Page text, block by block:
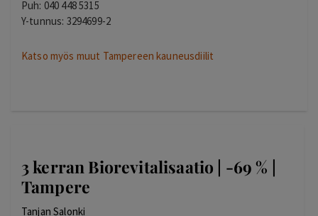
Puh: 040 448 5315
Y-tunnus: 3294699-2
Katso myös muut Tampereen kauneusdiilit
3 kerran Biorevitalisaatio | -69 % |
Tampere
Tanjan Salonki